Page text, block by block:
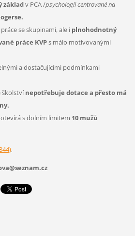
základv PCA /psychologii centrované na
se skupinami, ale iplnohodnotný
práce KVPs málo motivovanými
a dostačujícími podmínkami
školstvínepotřebuje dotace a přesto má
s dolním limitem 10 mužů
,